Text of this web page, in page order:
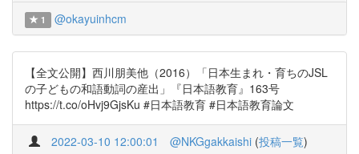
1 @okayuinhcm
【全文公開】西川朋美他（2016）「日本生まれ・育ちのJSL
の子どもの和語動詞の産出」『日本語教育』163号
https://t.co/oHvj9GjsKu #日本語教育 #日本語教育論文
2022-03-10 12:00:01 @NKGgakkaishi (投稿一覧)